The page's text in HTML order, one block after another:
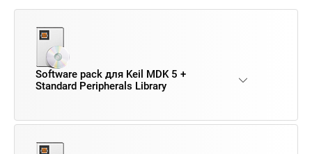
Software pack для Keil MDK 5 +
Standard Peripherals Library